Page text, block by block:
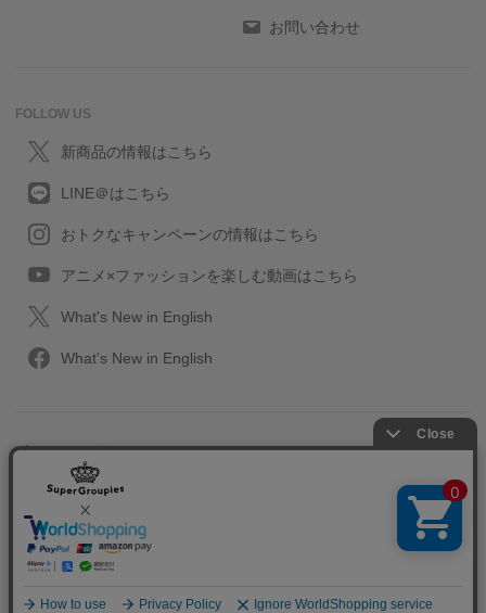
お問い合わせ
FOLLOW US
新商品の情報はこちら
LINE＠はこちら
おトクなキャンペーンの情報はこちら
アニメ×ファッションを楽しむ動画はこちら
What's New in English
What's New in English
プライバシーポリシー
特定取引に関する法律
会社情報/採用情報